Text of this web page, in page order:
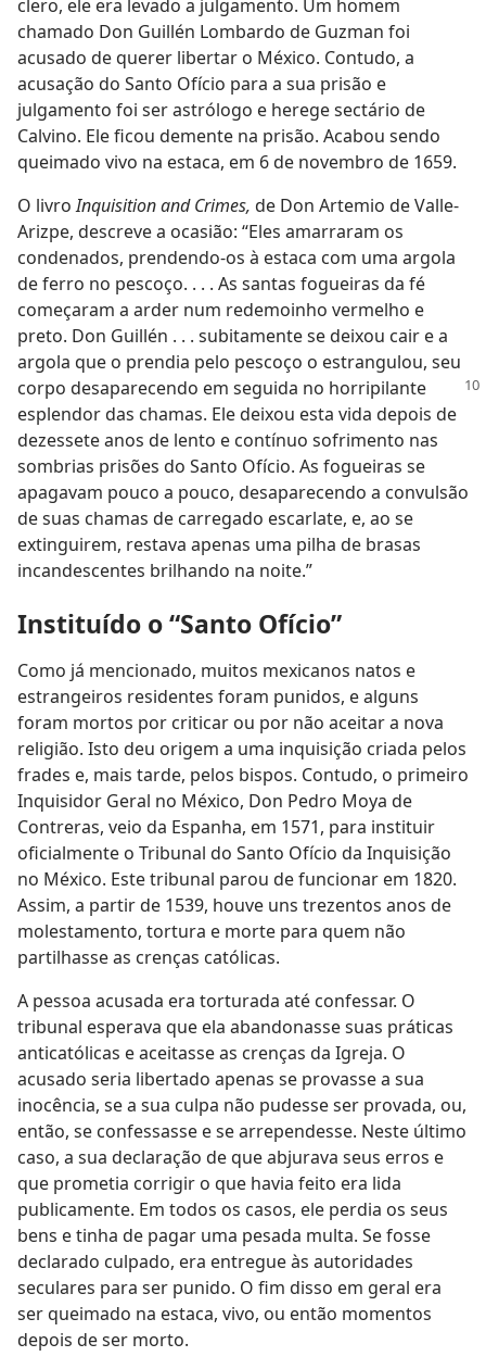
clero, ele era levado a julgamento. Um homem
chamado Don Guillén Lombardo de Guzman foi
acusado de querer libertar o México. Contudo, a
acusação do Santo Ofício para a sua prisão e
julgamento foi ser astrólogo e herege sectário de
Calvino. Ele ficou demente na prisão. Acabou sendo
queimado vivo na estaca, em 6 de novembro de 1659.
O livroInquisition and Crimes, de Don Artemio de Valle-
Arizpe, descreve a ocasião: “Eles amarraram os
condenados, prendendo-os à estaca com uma argola
de ferro no pescoço. . . . As santas fogueiras da fé
começaram a arder num redemoinho vermelho e
preto. Don Guillén . . . subitamente se deixou cair e a
argola que o prendia pelo pescoço o estrangulou, seu
corpo desaparecendo em seguida no horripilante
esplendor das chamas. Ele deixou esta vida depois de
dezessete anos de lento e contínuo sofrimento nas
sombrias prisões do Santo Ofício. As fogueiras se
apagavam pouco a pouco, desaparecendo a convulsão
de suas chamas de carregado escarlate, e, ao se
extinguirem, restava apenas uma pilha de brasas
incandescentes brilhando na noite.”
Instituído o “Santo Ofício”
Como já mencionado, muitos mexicanos natos e
estrangeiros residentes foram punidos, e alguns
foram mortos por criticar ou por não aceitar a nova
religião. Isto deu origem a uma inquisição criada pelos
frades e, mais tarde, pelos bispos. Contudo, o primeiro
Inquisidor Geral no México, Don Pedro Moya de
Contreras, veio da Espanha, em 1571, para instituir
oficialmente o Tribunal do Santo Ofício da Inquisição
no México. Este tribunal parou de funcionar em 1820.
Assim, a partir de 1539, houve uns trezentos anos de
molestamento, tortura e morte para quem não
partilhasse as crenças católicas.
A pessoa acusada era torturada até confessar. O
tribunal esperava que ela abandonasse suas práticas
anticatólicas e aceitasse as crenças da Igreja. O
acusado seria libertado apenas se provasse a sua
inocência, se a sua culpa não pudesse ser provada, ou,
então, se confessasse e se arrependesse. Neste último
caso, a sua declaração de que abjurava seus erros e
que prometia corrigir o que havia feito era lida
publicamente. Em todos os casos, ele perdia os seus
bens e tinha de pagar uma pesada multa. Se fosse
declarado culpado, era entregue às autoridades
seculares para ser punido. O fim disso em geral era
ser queimado na estaca, vivo, ou então momentos
depois de ser morto.